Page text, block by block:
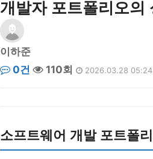
개발자 포트폴리오의
이하준
0건
110회 2026.03.28 05:24
소프트웨어 개발 포트폴